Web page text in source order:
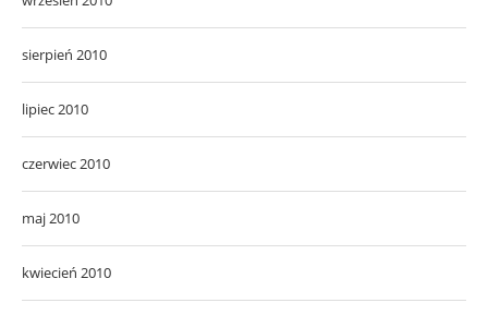
sierpień 2010
lipiec 2010
czerwiec 2010
maj 2010
kwiecień 2010